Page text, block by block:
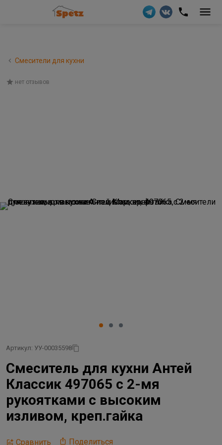
Смесители для кухни
нет отзывов
Артикул: УУ-00035598
Смеситель для кухни Антей
Классик 497065 с 2-мя
рукоятками с высоким
изливом, креп.гайка
Сравнить Поделиться